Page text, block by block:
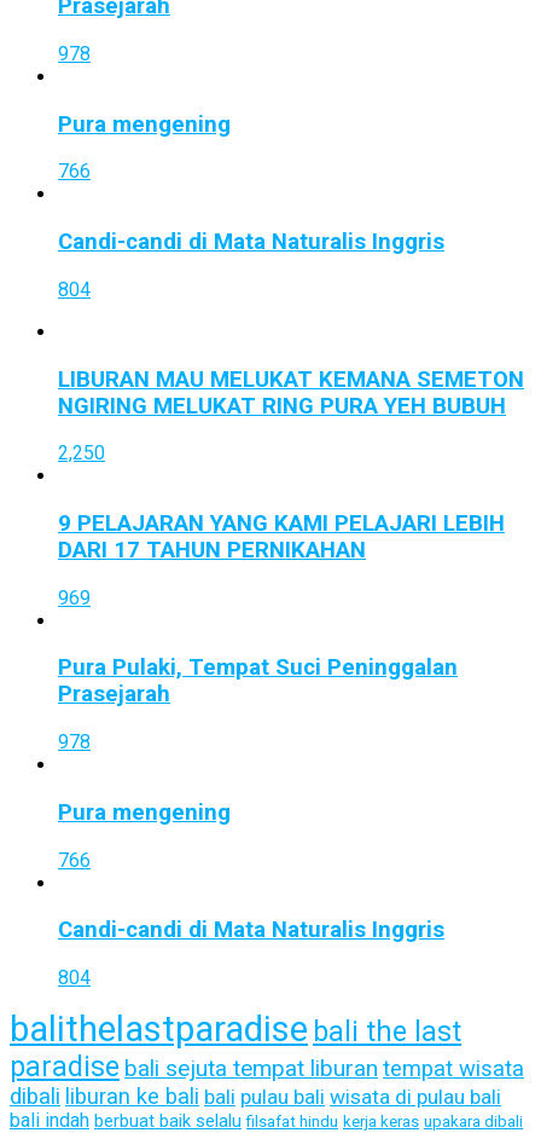
Prasejarah
978
Pura mengening
766
Candi-candi di Mata Naturalis Inggris
804
LIBURAN MAU MELUKAT KEMANA SEMETON
NGIRING MELUKAT RING PURA YEH BUBUH
2,250
9 PELAJARAN YANG KAMI PELAJARI LEBIH
DARI 17 TAHUN PERNIKAHAN
969
Pura Pulaki, Tempat Suci Peninggalan
Prasejarah
978
Pura mengening
766
Candi-candi di Mata Naturalis Inggris
804
balithelastparadise bali the last
paradise bali sejuta tempat liburan tempat wisata
dibali liburan ke bali bali pulau bali wisata di pulau bali
bali indah berbuat baik selalu filsafat hindu kerja keras upakara dibali